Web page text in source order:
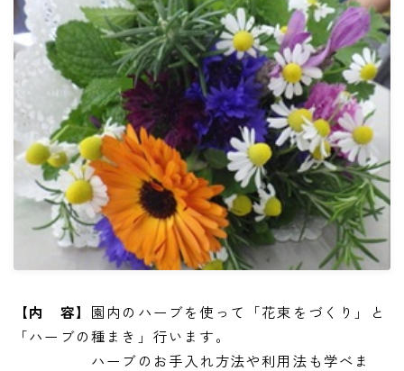
【内 容】 園内のハーブを使って「花束をづくり」と
「ハーブの種まき」行います。
ハーブのお手入れ方法や利用法も学べま